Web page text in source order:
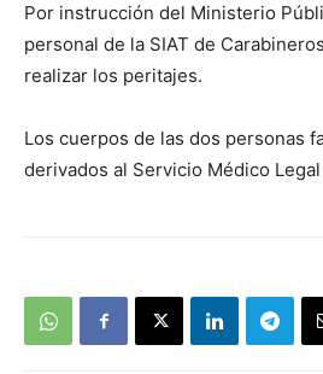
Por instrucción del Ministerio
personal de la SIAT de
realizar los peritajes.
Los cuerpos de las dos personas
derivados al Servicio Médico